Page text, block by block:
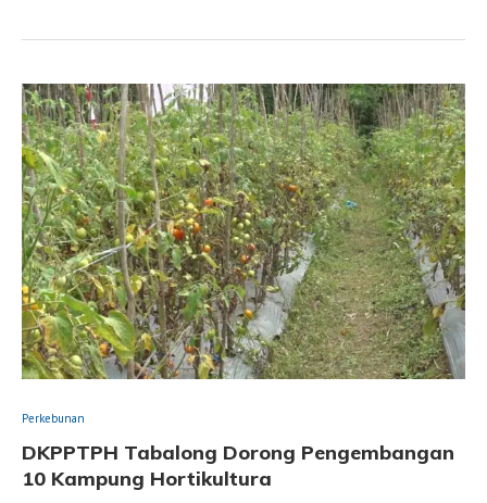
Perkebunan
DKPPTPH Tabalong Dorong Pengembangan
10 Kampung Hortikultura